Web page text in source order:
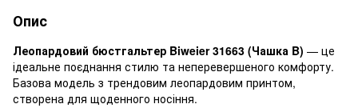
Опис
Леопардовий бюстгальтер Biweier 31663 (Чашка B) — це
ідеальне поєднання стилю та неперевершеного комфорту.
Базова модель з трендовим леопардовим принтом,
створена для щоденного носіння.